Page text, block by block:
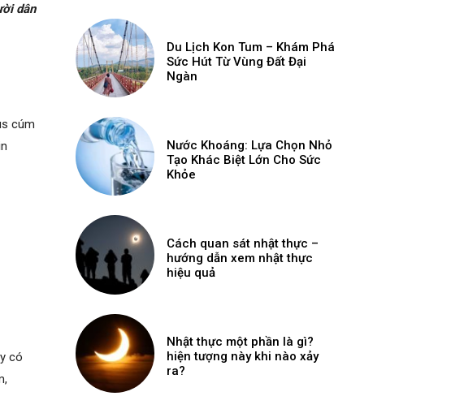
dân
cúm
có
Du Lịch Kon Tum – Khám Phá
Sức Hút Từ Vùng Đất Đại
Ngàn
Nước Khoáng: Lựa Chọn Nhỏ
Tạo Khác Biệt Lớn Cho Sức
Khỏe
Cách quan sát nhật thực –
hướng dẫn xem nhật thực
hiệu quả
Nhật thực một phần là gì?
hiện tượng này khi nào xảy
ra?